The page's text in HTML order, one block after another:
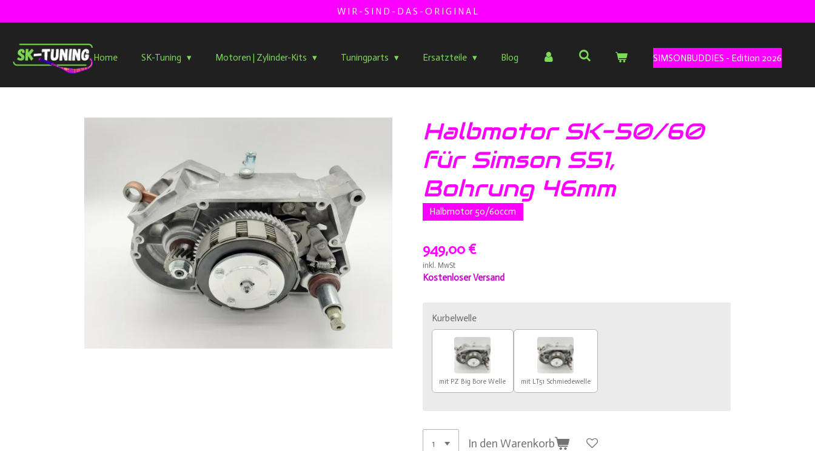
Hauptinhalt
W I R - S I N D - D A S - O R I G I N A L
Home SK-Tuning Motoren | Zylinder-Kits Tuningparts Ersatzteile Blog SIMSONBUDDIES - Edition 2026
Halbmotor SK-50/60
für Simson S51,
Bohrung 46mm
Halbmotor 50/60ccm
949,00 €
inkl. MwSt
Kostenloser Versand
Kurbelwelle
mit PZ Big Bore Welle mit LT51 Schmiedewelle
In den Warenkorb